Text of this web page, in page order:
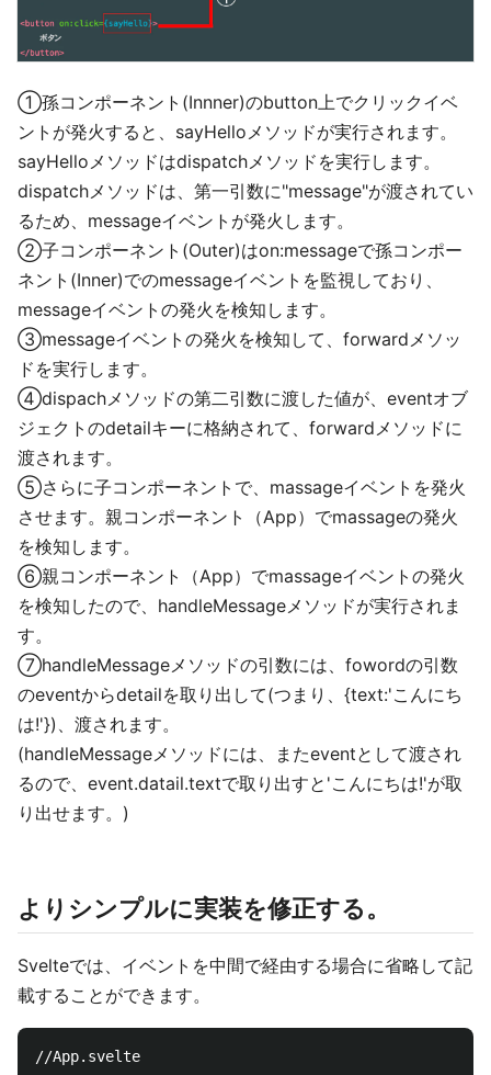
①孫コンポーネント(Innner)のbutton上でクリックイベ
ントが発火すると、sayHelloメソッドが実行されます。
sayHelloメソッドはdispatchメソッドを実行します。
dispatchメソッドは、第一引数に"message"が渡されてい
るため、messageイベントが発火します。
②子コンポーネント(Outer)はon:messageで孫コンポー
ネント(Inner)でのmessageイベントを監視しており、
messageイベントの発火を検知します。
③messageイベントの発火を検知して、forwardメソッ
ドを実行します。
④dispachメソッドの第二引数に渡した値が、eventオブ
ジェクトのdetailキーに格納されて、forwardメソッドに
渡されます。
⑤さらに子コンポーネントで、massageイベントを発火
させます。親コンポーネント（App）でmassageの発火
を検知します。
⑥親コンポーネント（App）でmassageイベントの発火
を検知したので、handleMessageメソッドが実行されま
す。
⑦handleMessageメソッドの引数には、fowordの引数
のeventからdetailを取り出して(つまり、{text:'こんにち
は!'})、渡されます。
(handleMessageメソッドには、またeventとして渡され
るので、event.datail.textで取り出すと'こんにちは!'が取
り出せます。)
よりシンプルに実装を修正する。
Svelteでは、イベントを中間で経由する場合に省略して記
載することができます。
//App.svelte